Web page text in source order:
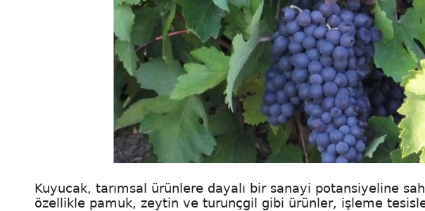
Kuyucak, tarımsal ürünlere dayalı bir sanayi potansiyeline
özellikle pamuk, zeytin ve turunçgil gibi ürünler, işleme